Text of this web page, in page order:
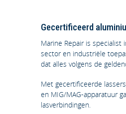
Gecertificeerd
Marine Repair is
sector en industriële
dat alles volgens de
Met gecertificeerde
en MIG/MAG-apparatuur
lasverbindingen.